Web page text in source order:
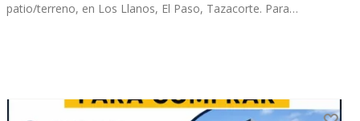
patio/terreno, en Los Llanos, El Paso, Tazacorte. Para…